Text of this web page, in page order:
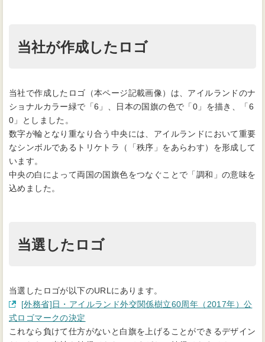
当社が作成したロゴ
当社で作成したロゴ（本ページ記載画像）は、アイルランドのナ
ショナルカラー緑で「6」、日本の国旗の色で「0」を描き、「6
0」としました。
数字が輪となり重なり合う中央には、アイルランドにおいて重要
なシンボルであるトリケトラ（「秩序」をあらわす）を形成して
います。
中央の白によって両国の国旗色をつなぐことで「調和」の意味を
込めました。
当選したロゴ
当選したロゴが以下のURLにあります。
[外務省]日・アイルランド外交関係樹立60周年（2017年）公
式ロゴマークの決定
これなら負けて仕方がないと白旗を上げることができるデザイン